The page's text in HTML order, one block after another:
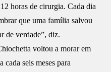
horas de cirurgia. Cada dia
que uma família salvou
de verdade”, diz.
voltou a morar em
seis meses para